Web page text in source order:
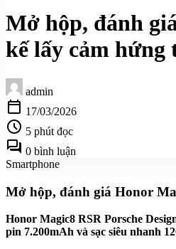
Mở hộp, đánh
kế lấy cảm hứng
admin
calendar_today 17/03/2026
schedule 5 phút đọc
forum 0 bình luận
Smartphone
Mở hộp, đánh giá Honor
Honor Magic8 RSR Porsche
pin 7.200mAh và sạc siêu nhanh